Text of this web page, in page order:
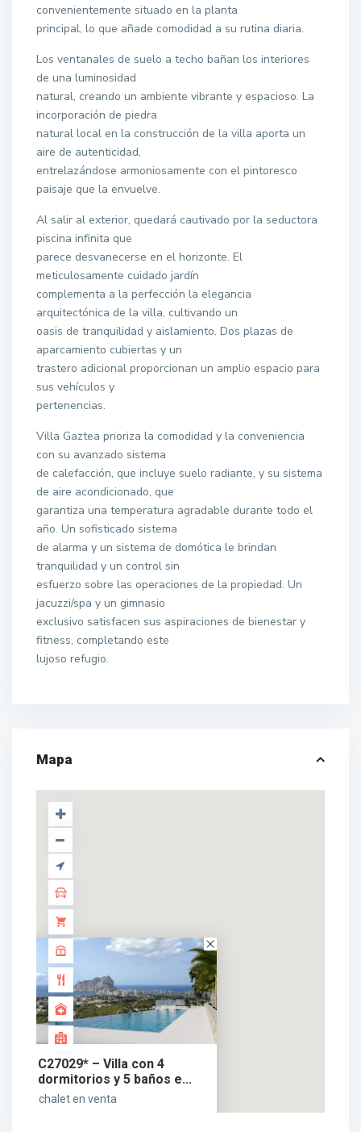
convenientemente situado en la planta
principal, lo que añade comodidad a su rutina diaria.
Los ventanales de suelo a techo bañan los interiores
de una luminosidad
natural, creando un ambiente vibrante y espacioso. La
incorporación de piedra
natural local en la construcción de la villa aporta un
aire de autenticidad,
entrelazándose armoniosamente con el pintoresco
paisaje que la envuelve.
Al salir al exterior, quedará cautivado por la seductora
piscina infinita que
parece desvanecerse en el horizonte. El
meticulosamente cuidado jardín
complementa a la perfección la elegancia
arquitectónica de la villa, cultivando un
oasis de tranquilidad y aislamiento. Dos plazas de
aparcamiento cubiertas y un
trastero adicional proporcionan un amplio espacio para
sus vehículos y
pertenencias.
Villa Gaztea prioriza la comodidad y la conveniencia
con su avanzado sistema
de calefacción, que incluye suelo radiante, y su sistema
de aire acondicionado, que
garantiza una temperatura agradable durante todo el
año. Un sofisticado sistema
de alarma y un sistema de domótica le brindan
tranquilidad y un control sin
esfuerzo sobre las operaciones de la propiedad. Un
jacuzzi/spa y un gimnasio
exclusivo satisfacen sus aspiraciones de bienestar y
fitness, completando este
lujoso refugio.
Mapa
C27029* – Villa con 4
dormitorios y 5 baños e...
chalet en venta